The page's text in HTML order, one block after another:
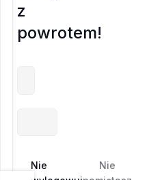
z
powrotem!
Nie
Nie